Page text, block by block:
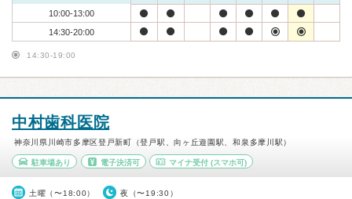
10:00-13:00
14:30-20:00
14:30-19:00
中村歯科医院
神奈川県川崎市多摩区登戸新町（登戸駅、向ヶ丘遊園駅、和泉多摩川駅）
駐車場あり 電子決済可 マイナ受付 (スマホ可)
土曜（〜18:00） 夜（〜19:30）